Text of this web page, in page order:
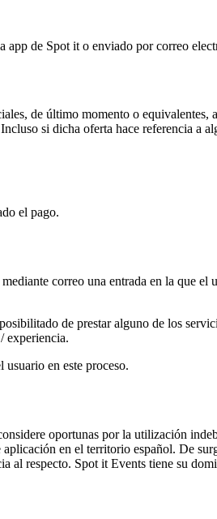
de Spot it o enviado por correo
de último momento o
si dicha oferta hace referencia a
el pago.
correo una entrada en la que
de prestar alguno de los
experiencia.
usuario en este proceso.
oportunas por la utilización
en el territorio español. De
respecto. Spot it Events tiene su